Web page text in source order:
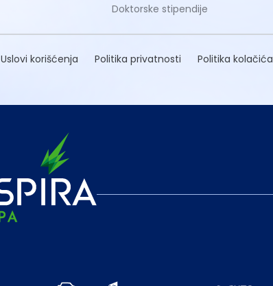
Doktorske stipendije
Uslovi korišćenja Politika privatnosti Politika kolačića